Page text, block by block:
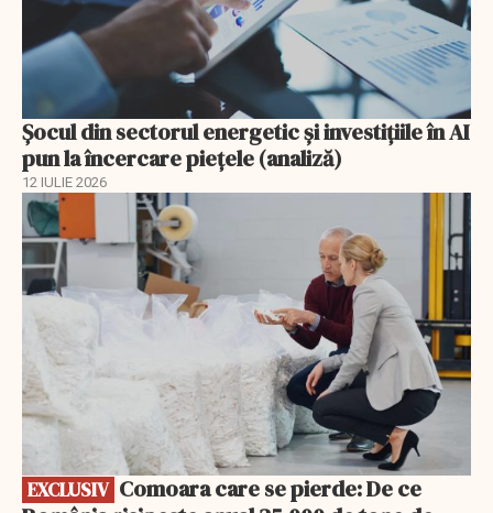
Șocul din sectorul energetic și investițiile în AI
pun la încercare piețele (analiză)
12 IULIE 2026
EXCLUSIV
EXCLUSIV